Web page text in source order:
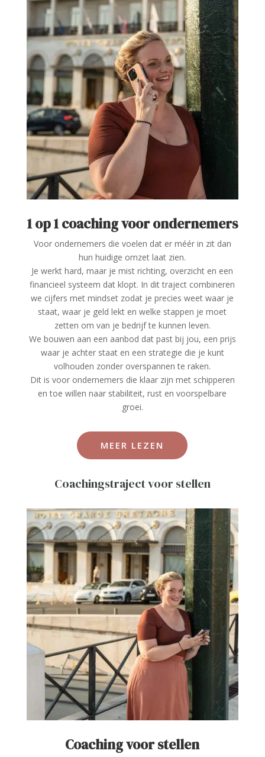
1 op 1 coaching voor ondernemers
Voor ondernemers die voelen dat er méér in zit dan
hun huidige omzet laat zien.
Je werkt hard, maar je mist richting, overzicht en een
financieel systeem dat klopt. In dit traject combineren
we cijfers met mindset zodat je precies weet waar je
staat, waar je geld lekt en welke stappen je moet
zetten om van je bedrijf te kunnen leven.
We bouwen aan een aanbod dat past bij jou, een prijs
waar je achter staat en een strategie die je kunt
volhouden zonder overspannen te raken.
Dit is voor ondernemers die klaar zijn met schipperen
en toe willen naar stabiliteit, rust en voorspelbare
groei.
MEER LEZEN
Coachingstraject voor stellen
Coaching voor stellen